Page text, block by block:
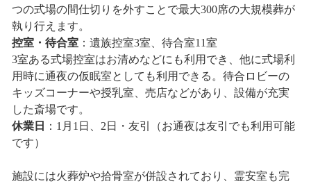
つの式場の間仕切りを外すことで最大300席の大規模葬が
執り行えます。
控室・待合室：遺族控室3室、待合室11室
3室ある式場控室はお清めなどにも利用でき、他に式場利
用時に通夜の仮眠室としても利用できる。待合ロビーの
キッズコーナーや授乳室、売店などがあり、設備が充実
した斎場です。
休業日
：1月1日、2日・友引（お通夜は友引でも利用可能
です）
施設には火葬炉や拾骨室が併設されており、霊安室も完